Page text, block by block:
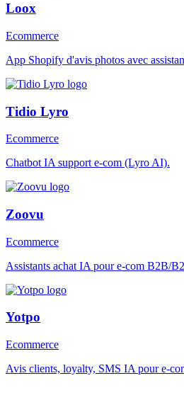
Loox
Ecommerce
App Shopify d'avis photos avec
Tidio Lyro
Ecommerce
Chatbot IA support e-com (Lyro AI).
Zoovu
Ecommerce
Assistants achat IA pour e-com B2B/
Yotpo
Ecommerce
Avis clients, loyalty, SMS IA pour e-